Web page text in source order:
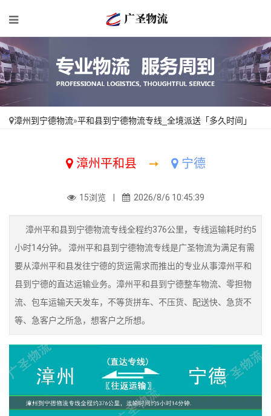
漳州到宁德物流»平和县到宁德物流专线_全境派送「多久时间」
漳州平和县 ➙ 宁德
15浏览 | 2026/8/6 10:45:39
漳州平和县到宁德物流专线全程约376公里，专线运输耗时约5
小时14分钟。 漳州平和县到宁德物流专线是广圣物流为满足有需
要从漳州平和县发往宁德的货运需求而推出的专业从事漳州平和
县到宁德的直达运输业务。漳州平和县到宁德整车物流、零担物
流、包车运输天天发车，不等货拼车、不压货、配送快、急货不
等、急客户之所急，想客户之所想。